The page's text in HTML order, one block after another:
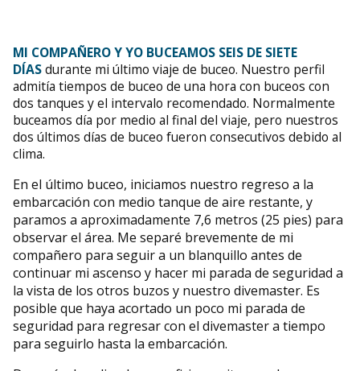
MI COMPAÑERO Y YO BUCEAMOS SEIS DE SIETE
DÍASdurante mi último viaje de buceo. Nuestro perfil
admitía tiempos de buceo de una hora con buceos con
dos tanques y el intervalo recomendado. Normalmente
buceamos día por medio al final del viaje, pero nuestros
dos últimos días de buceo fueron consecutivos debido al
clima.
En el último buceo, iniciamos nuestro regreso a la
embarcación con medio tanque de aire restante, y
paramos a aproximadamente 7,6 metros (25 pies) para
observar el área. Me separé brevemente de mi
compañero para seguir a un blanquillo antes de
continuar mi ascenso y hacer mi parada de seguridad a
la vista de los otros buzos y nuestro divemaster. Es
posible que haya acortado un poco mi parada de
seguridad para regresar con el divemaster a tiempo
para seguirlo hasta la embarcación.